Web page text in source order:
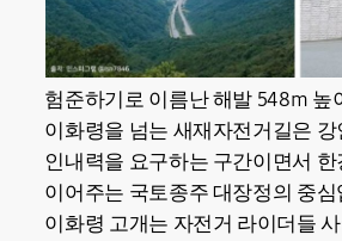
험준하기로 이름난 해발 548m 높
이화령을 넘는 새재자전거길은
인내력을 요구하는 구간이면서
이어주는 국토종주 대장정의 중심
이화령 고개는 자전거 라이더들